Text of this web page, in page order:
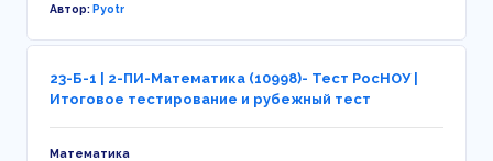
Автор:Pyotr
23-Б-1 | 2-ПИ-Математика (10998)- Тест РосНОУ |
Итоговое тестирование и рубежный тест
Математика